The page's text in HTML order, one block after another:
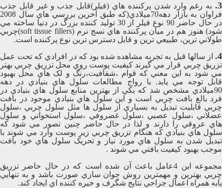
3.
به رغم وارد شدن پرکننده هاي (فيلر)قابل جذب و غير قابل جذب
فراوان به بازار دهه70ميلادي(که طبق آخرين بررسي هاي سال 2008
در حال حاضر 90 نوع فيلر از 30 توليد کننده بزرگ در دنيا ساخته مي
شود) هنوز هم در ميان پرکننده هاي نسج نرم (soft tissue fillers)چربي
طولاني ترين، طبيعي ترين و قابل دسترس ترين نوع پرکننده است.
4.
از سالها قبل به تجربه مشاهده شده بود که در افرادي که تحت عمل
تزريق چربي قرار مي گيرند کيفيت پوست روي محل تزريق چربي بهتر
مي شود به اين معني که قوام ،شفافيت،رنگ و لک هاي محل بهبود
قابل توجه مي يابد. با رواج مطالعات سلول هاي بنيادي در دهه
90ميلادي مشخص شد که يکي از بهترين منابع سلول هاي بنيادي در
فرد بالغ بافت چربي است و اين سلول هاي بنيادي موجود در بافت
چربي قابليت تبديل به بسياري از سلول ها مثل سلول چربي ،سلول
عضلاني ،سلول عصبي ،سلول غضروفي ،سلول استخواني و سلول
هاي عروقي را دارند و لذا در حال حاضر چنين تصور مي شود که
سلول هاي بنيادي که هنگام تزريق چربي زير پوست وارد مي شوند با
تبديل شدن به سلول هاي مورد نياز و تحريک سلول هاي خود بافت
موجب بهبود کيفيت بافتي مي شوند .
مجموعه اين 4عامل باعث آن شده است که در حال حاضر تزريق
چربي بهترين و مهمترين روش جوان سازي صورت باشد و به تنهايي
يابه همراه اعمال جراحي نتايج شگرف و خيره کننده اي ايجاد کند.